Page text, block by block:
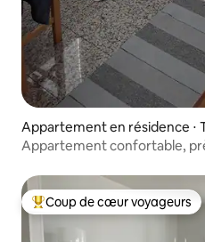
Appartement en résidence ⋅
Appartement confortable,
Coups de cœur voyageurs
Coup de cœur voyageurs